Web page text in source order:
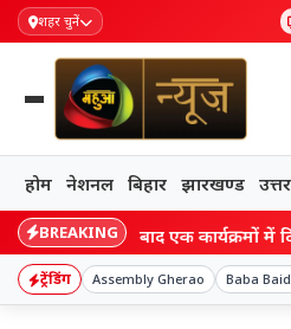
शहर चुनें
होम नेशनल बिहार झारखण्ड
BREAKING
Bihar: एक के बाद एक कार्यक्रमों में
ट्रेंडिंग Assembly Gherao Baba